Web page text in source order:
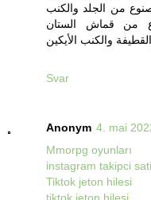
من الجلد والكنب
من قماش الستان
والكنب الأيكين
Svar
Anonym 4. mai
Mmorpg oyunları
instagram takipci
Tiktok jeton hilesi